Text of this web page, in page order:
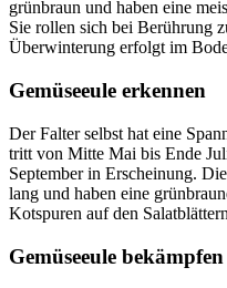
grünbraun und haben eine
Sie rollen sich bei Berührung
Überwinterung erfolgt im
Gemüseeule erkennen
Der Falter selbst hat eine
tritt von Mitte Mai bis Ende
September in Erscheinung.
lang und haben eine
Kotspuren auf den
Gemüseeule